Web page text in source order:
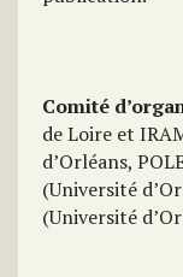
Comité
de Loire et
d’Orléans,
(Université
(Université